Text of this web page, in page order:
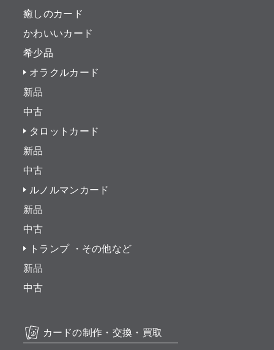
癒しのカード
かわいいカード
希少品
オラクルカード
新品
中古
タロットカード
新品
中古
ルノルマンカード
新品
中古
トランプ ・その他など
新品
中古
カードの制作・交換・買取